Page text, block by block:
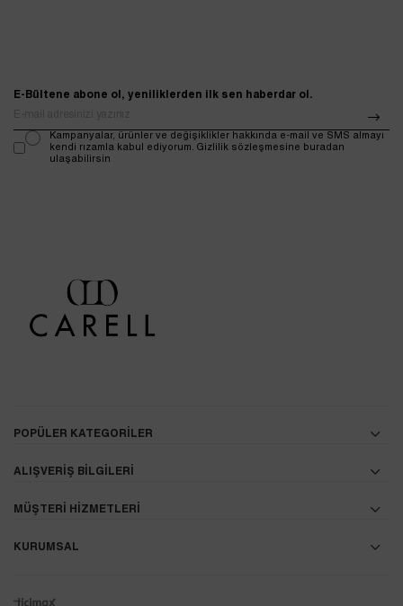
E-Bültene abone ol, yeniliklerden ilk sen haberdar ol.
Kampanyalar, ürünler ve değişiklikler hakkında e-mail ve SMS almayı
kendi rızamla kabul ediyorum. Gizlilik sözleşmesine buradan
ulaşabilirsin
POPÜLER KATEGORİLER
ALIŞVERİŞ BİLGİLERİ
MÜŞTERİ HİZMETLERİ
KURUMSAL